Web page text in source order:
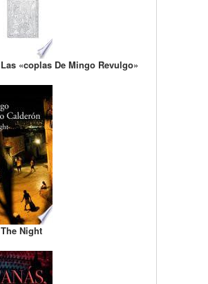
Las «coplas De Mingo Revulgo»
The Night